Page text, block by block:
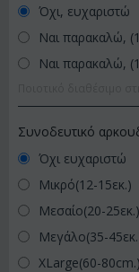
Όχι, ευχαριστώ
Ναι παρακαλώ,
Ναι παρακαλώ,
Συνοδευτικό
Όχι ευχαριστώ
Μικρό(12-15εκ.)
Μεσαίο(20-
Μεγάλο(35-
XLarge(60-